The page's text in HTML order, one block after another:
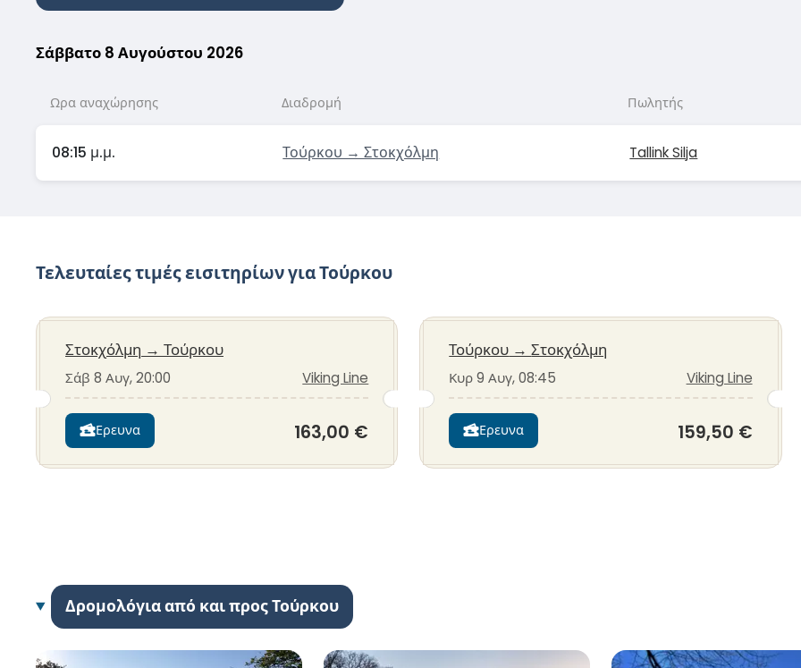
Σάββατο 8 Αυγούστου 2026
Ωρα αναχώρησης Διαδρομή Πωλητής
08:15 μ.μ. Τούρκου → Στοκχόλμη Tallink Silja
Τελευταίες τιμές εισιτηρίων για Τούρκου
Στοκχόλμη → Τούρκου
Σάβ 8 Αυγ, 20:00 Viking Line
Ερευνα 163,00 €
Τούρκου →Στοκχόλμη
Κυρ 9 Αυγ, 08:45 Viking Line
Ερευνα 159,50 €
Δρομολόγια από και προς Τούρκου